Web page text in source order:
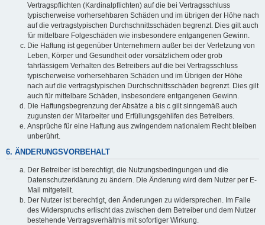
Vertragspflichten (Kardinalpflichten) auf die bei Vertragsschluss
typischerweise vorhersehbaren Schäden und im übrigen der Höhe nach
auf die vertragstypischen Durchschnittsschäden begrenzt. Dies gilt auch
für mittelbare Folgeschäden wie insbesondere entgangenen Gewinn.
Die Haftung ist gegenüber Unternehmern außer bei der Verletzung von
Leben, Körper und Gesundheit oder vorsätzlichem oder grob
fahrlässigem Verhalten des Betreibers auf die bei Vertragsschluss
typischerweise vorhersehbaren Schäden und im Übrigen der Höhe
nach auf die vertragstypischen Durchschnittsschäden begrenzt. Dies gilt
auch für mittelbare Schäden, insbesondere entgangenen Gewinn.
Die Haftungsbegrenzung der Absätze a bis c gilt sinngemäß auch
zugunsten der Mitarbeiter und Erfüllungsgehilfen des Betreibers.
Ansprüche für eine Haftung aus zwingendem nationalem Recht bleiben
unberührt.
6. ÄNDERUNGSVORBEHALT
Der Betreiber ist berechtigt, die Nutzungsbedingungen und die
Datenschutzerklärung zu ändern. Die Änderung wird dem Nutzer per E-
Mail mitgeteilt.
Der Nutzer ist berechtigt, den Änderungen zu widersprechen. Im Falle
des Widerspruchs erlischt das zwischen dem Betreiber und dem Nutzer
bestehende Vertragsverhältnis mit sofortiger Wirkung.